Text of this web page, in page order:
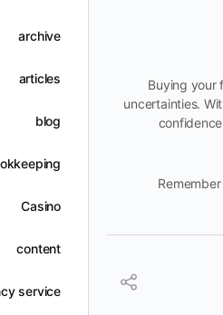
Buying your
uncertainties.
archive
articles
blog
Casino
content
service